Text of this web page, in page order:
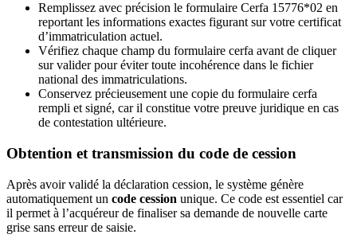
Remplissez avec précision le formulaire Cerfa 15776*02 en
reportant les informations exactes figurant sur votre certificat
d’immatriculation actuel.
Vérifiez chaque champ du formulaire cerfa avant de cliquer
sur valider pour éviter toute incohérence dans le fichier
national des immatriculations.
Conservez précieusement une copie du formulaire cerfa
rempli et signé, car il constitue votre preuve juridique en cas
de contestation ultérieure.
Obtention et transmission du code de cession
Après avoir validé la déclaration cession, le système génère
automatiquement un code cession unique. Ce code est essentiel car
il permet à l’acquéreur de finaliser sa demande de nouvelle carte
grise sans erreur de saisie.